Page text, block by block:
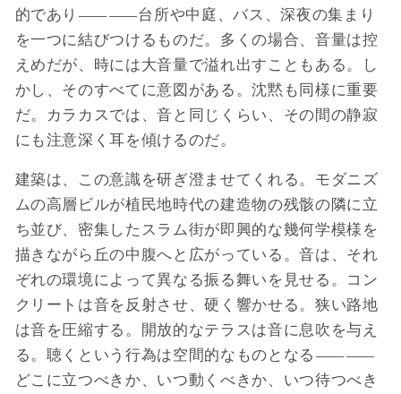
的であり――台所や中庭、バス、深夜の集まり
を一つに結びつけるものだ。多くの場合、音量は控
えめだが、時には大音量で溢れ出すこともある。し
かし、そのすべてに意図がある。沈黙も同様に重要
だ。カラカスでは、音と同じくらい、その間の静寂
にも注意深く耳を傾けるのだ。
建築は、この意識を研ぎ澄ませてくれる。モダニズ
ムの高層ビルが植民地時代の建造物の残骸の隣に立
ち並び、密集したスラム街が即興的な幾何学模様を
描きながら丘の中腹へと広がっている。音は、それ
ぞれの環境によって異なる振る舞いを見せる。コン
クリートは音を反射させ、硬く響かせる。狭い路地
は音を圧縮する。開放的なテラスは音に息吹を与え
る。聴くという行為は空間的なものとなる――
どこに立つべきか、いつ動くべきか、いつ待つべき